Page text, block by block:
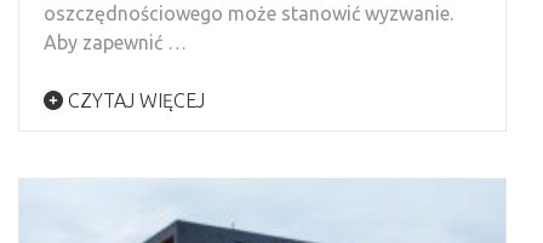
oszczędnościowego może stanowić wyzwanie.
Aby zapewnić …
CZYTAJ WIĘCEJ